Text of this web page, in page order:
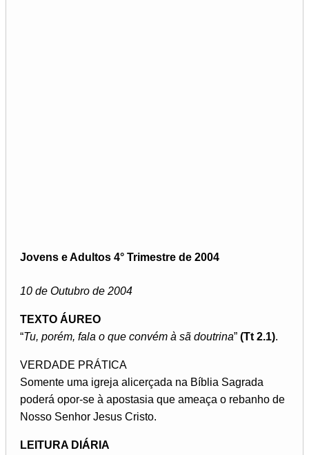
Jovens e Adultos 4° Trimestre de 2004
10 de Outubro de 2004
TEXTO ÁUREO
“Tu, porém, fala o que convém à sã doutrina” (Tt 2.1).
VERDADE PRÁTICA
Somente uma igreja alicerçada na Bíblia Sagrada
poderá opor-se à apostasia que ameaça o rebanho de
Nosso Senhor Jesus Cristo.
LEITURA DIÁRIA